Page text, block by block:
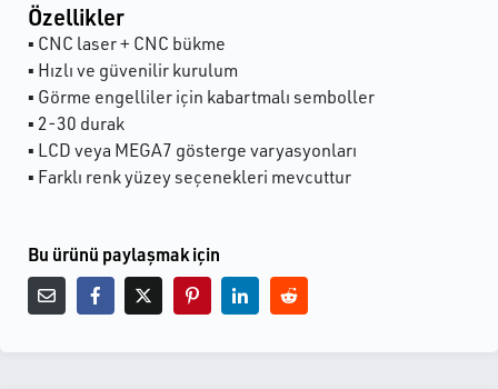
Özellikler
▪ CNC laser + CNC bükme
▪ Hızlı ve güvenilir kurulum
▪ Görme engelliler için kabartmalı semboller
▪ 2-30 durak
▪ LCD veya MEGA7 gösterge varyasyonları
▪ Farklı renk yüzey seçenekleri mevcuttur
Bu ürünü paylaşmak için